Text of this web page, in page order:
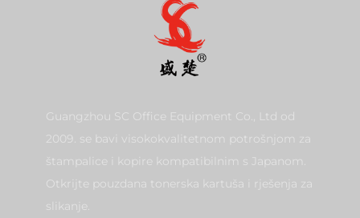
Guangzhou SC Office Equipment Co., Ltd od
2009. se bavi visokokvalitetnom potrošnjom za
štampalice i kopire kompatibilnim s Japanom.
Otkrijte pouzdana tonerska kartuša i rješenja za
slikanje.